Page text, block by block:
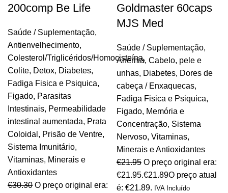
200comp Be Life
Saúde / Suplementação,
Antienvelhecimento,
Colesterol/Triglicéridos/Homocisteína,
Colite, Detox, Diabetes,
Fadiga Fisica e Psiquica,
Figado, Parasitas
Intestinais, Permeabilidade
intestinal aumentada, Prata
Coloidal , Prisão de Ventre,
Sistema Imunitário,
Vitaminas, Minerais e
Antioxidantes
€30.30 O preço original era:
Goldmaster 60caps
MJS Med
Saúde / Suplementação,
Anemia, Cabelo, pele e
unhas, Diabetes, Dores de
cabeça / Enxaquecas,
Fadiga Fisica e Psiquica,
Figado, Memória e
Concentração, Sistema
Nervoso, Vitaminas,
Minerais e Antioxidantes
€21.95 O preço original era:
€21.95.€21.89O preço atual
é: €21.89. IVA Incluído